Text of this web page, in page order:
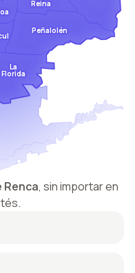
Reina
La
Florida
Peñalolén
Renca, sin importar en